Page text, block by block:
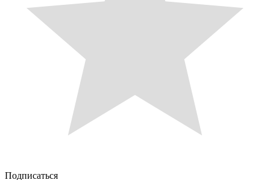
Подписаться